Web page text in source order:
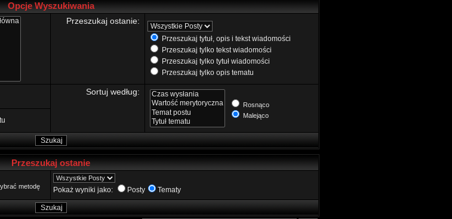
Opcje Wyszukiwania
Przeszukaj ostanie:
Przeszukaj tytuł, opis i tekst wiadomości
Przeszukaj tylko tekst wiadomości
Przeszukaj tylko tytuł wiadomości
Przeszukaj tylko opis tematu
Sortuj według:
Rosnąco
Malejąco
Przeszukaj ostanie
metodę
Pokaż wyniki jako: Posty Tematy